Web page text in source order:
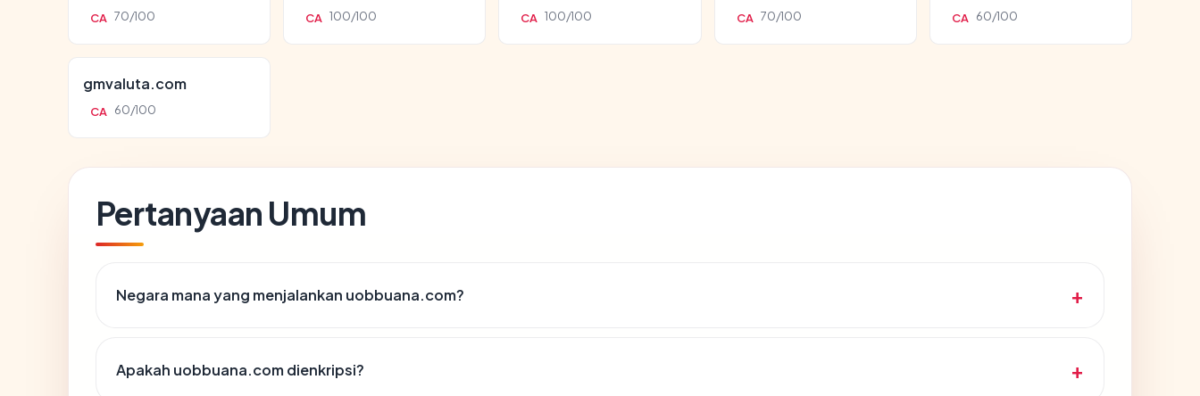
CA 70/100 CA 100/100 CA 100/100 CA 70/100 CA 60/100
gmvaluta.com
CA 60/100
Pertanyaan Umum
Negara mana yang menjalankan uobbuana.com?
Apakah uobbuana.com dienkripsi?